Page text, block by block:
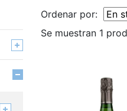
Ordenar por:
Se muestran 1